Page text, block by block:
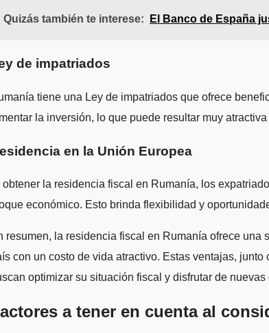
Quizás también te interese: El Banco de España
de impatriados
tiene una Ley de impatriados que ofrece
la inversión, lo que puede resultar muy
en la Unión Europea
obtener la residencia fiscal en Rumanía, los
económico. Esto brinda flexibilidad y
resumen, la residencia fiscal en Rumanía ofrece
con un costo de vida atractivo. Estas ventajas,
optimizar su situación fiscal y disfrutar de
a tener en cuenta al